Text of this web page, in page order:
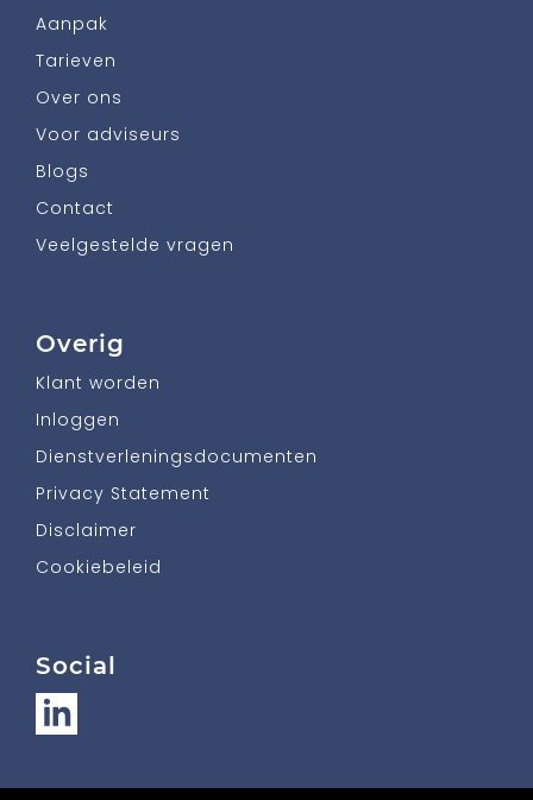
Aanpak
Tarieven
Over ons
Voor adviseurs
Blogs
Contact
Veelgestelde vragen
Overig
Klant worden
Inloggen
Dienstverleningsdocumenten
Privacy Statement
Disclaimer
Cookiebeleid
Social